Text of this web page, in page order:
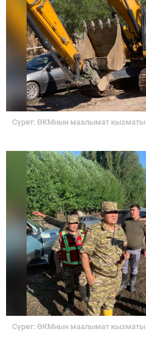
Сүрөт: ӨКМнын маалымат кызматы
Сүрөт: ӨКМнын маалымат кызматы